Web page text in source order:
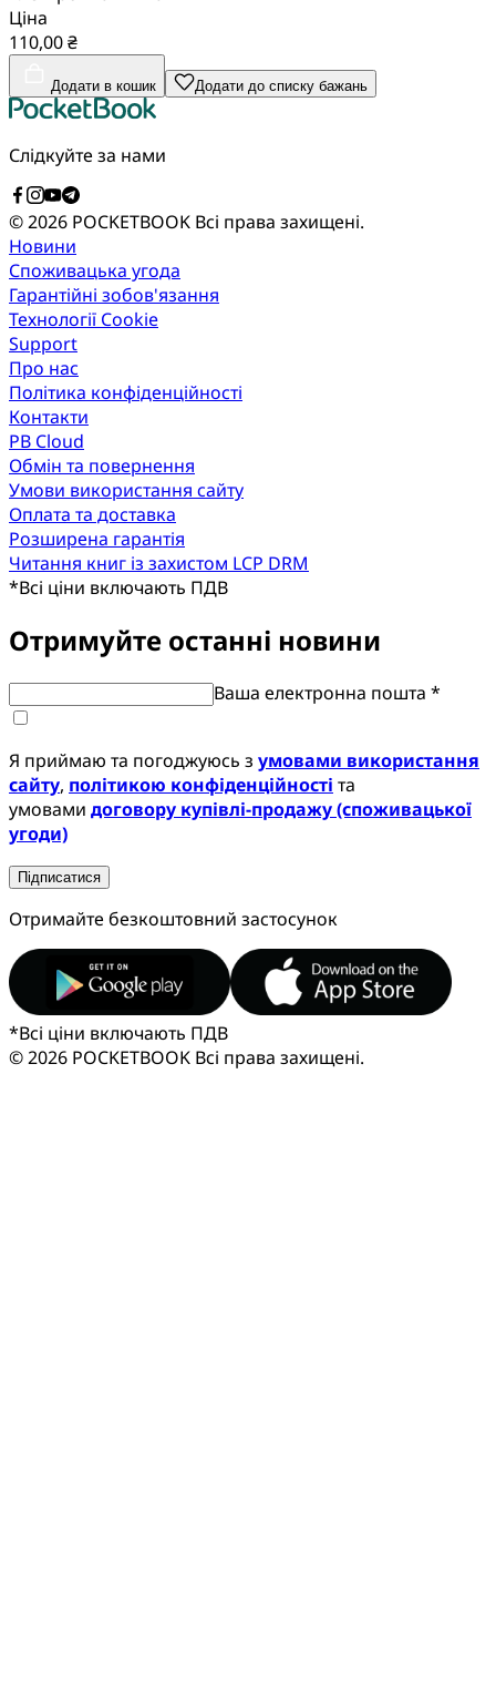
Ціна
110,00 ₴
Додати в кошик Додати до списку бажань
Слідкуйте за нами
© 2026 POCKETBOOK Всі права захищені.
Новини
Споживацька угода
Гарантійні зобов'язання
Технології Cookie
Support
Про нас
Політика конфіденційності
Контакти
PB Cloud
Обмін та повернення
Умови використання сайту
Оплата та доставка
Розширена гарантія
Читання книг із захистом LCP DRM
*Всі ціни включають ПДВ
Отримуйте останні новини
Ваша електронна пошта *
Я приймаю та погоджуюсь з умовами використання
сайту, політикою конфіденційності та
умовами договору купівлі-продажу (споживацької
угоди)
Підписатися
Отримайте безкоштовний застосунок
*Всі ціни включають ПДВ
© 2026 POCKETBOOK Всі права захищені.